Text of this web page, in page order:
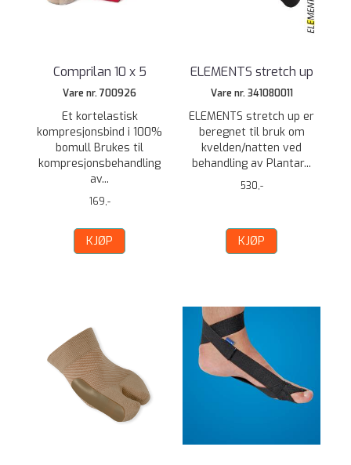
Comprilan 10 x 5
Vare nr. 700926
Et kortelastisk
kompresjonsbind i 100%
bomull Brukes til
kompresjonsbehandling
av...
169,-
KJØP
ELEMENTS stretch up
Vare nr. 341080011
ELEMENTS stretch up er
beregnet til bruk om
kvelden/natten ved
behandling av Plantar...
530,-
KJØP